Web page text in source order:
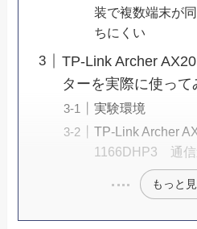
装で複数端末が
ちにくい
TP-Link Archer
ターを実際に使って
実験環境
TP-Link Archer
1166DHP3 通信
もっと